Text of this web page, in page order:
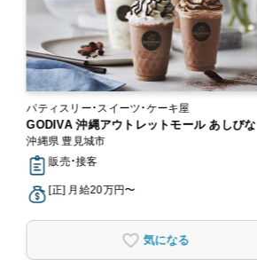
パティスリー・スイーツ・ケーキ屋
GODIVA 沖縄アウトレットモール あしびな
沖縄県 豊見城市
販売・接客
[正] 月給20万円〜
気になる